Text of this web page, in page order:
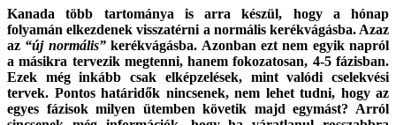
Kanada több tartománya is arra készül, hogy a hónap
folyamán elkezdenek visszatérni a normális kerékvágásba. Azaz
az “új normális”kerékvágásba. Azonban ezt nem egyik napról
a másikra tervezik megtenni, hanem fokozatosan, 4-5 fázisban.
Ezek még inkább csak elképzelések, mint valódi cselekvési
tervek. Pontos határidők nincsenek, nem lehet tudni, hogy az
egyes fázisok milyen ütemben követik majd egymást? Arról